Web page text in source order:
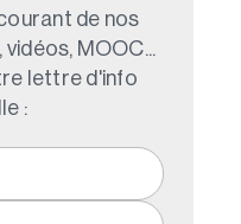
de nos
MOOC...
lettre d'info
: